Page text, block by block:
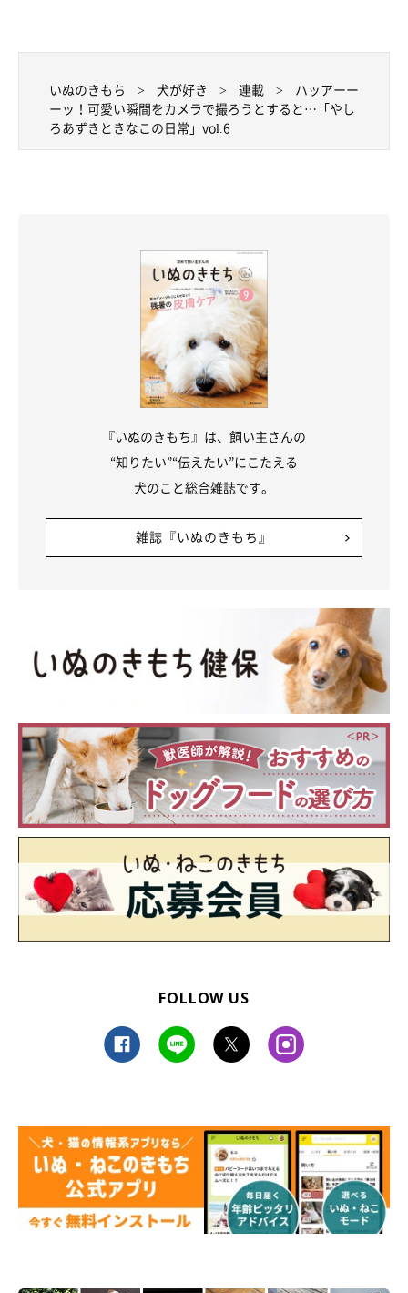
いぬのきもち 犬が好き 連載
ハッアーー
ーッ！可愛い瞬間をカメラで撮ろうとすると…「やし
ろあずきときなこの日常」vol.6
『いぬのきもち』は、飼い主さんの
“知りたい”“伝えたい”にこたえる
犬のこと総合雑誌です。
雑誌『いぬのきもち』
FOLLOW US